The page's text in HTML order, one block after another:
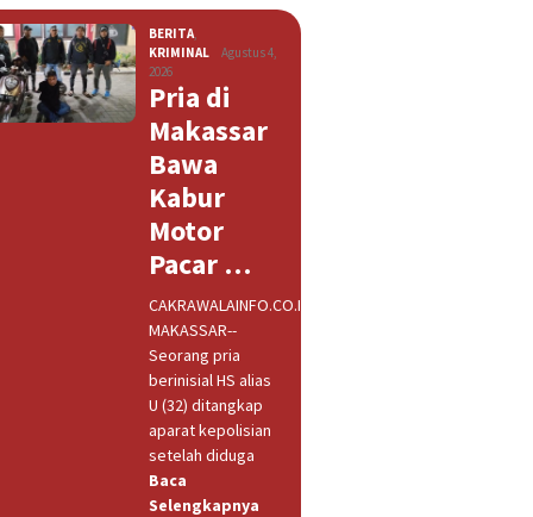
BERITA
KRIMINAL
Agustus 4,
2026
Pria di
Makassar
Bawa
Kabur
Motor
Pacar …
CAKRAWALAINFO.CO.ID,
MAKASSAR--
Seorang pria
berinisial HS alias
U (32) ditangkap
aparat kepolisian
setelah diduga
Baca
Selengkapnya